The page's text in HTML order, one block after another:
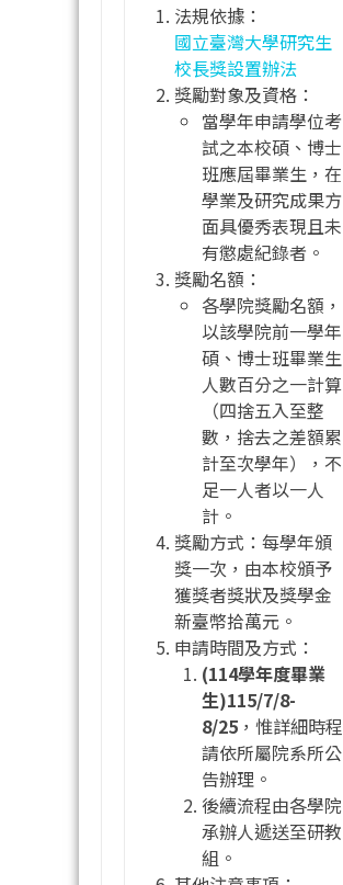
法規依據：
國立臺灣大學研究生
校長獎設置辦法
獎勵對象及資格：
當學年申請學位考
試之本校碩、博士
班應屆畢業生，在
學業及研究成果方
面具優秀表現且未
有懲處紀錄者。
獎勵名額：
各學院獎勵名額，
以該學院前一學年
碩、博士班畢業生
人數百分之一計算
（四捨五入至整
數，捨去之差額累
計至次學年），不
足一人者以一人
計。
獎勵方式：每學年頒
獎一次，由本校頒予
獲獎者獎狀及獎學金
新臺幣拾萬元。
申請時間及方式：
(114學年度畢業
生)115/7/8-
8/25 ，惟詳細時程
請依所屬院系所公
告辦理。
後續流程由各學院
承辦人遞送至研教
組。